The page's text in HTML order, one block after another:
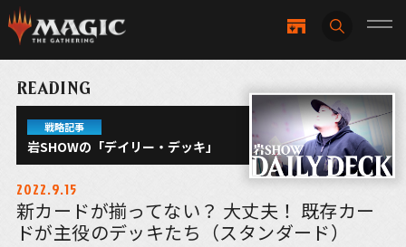
READING
戦略記事
岩SHOWの「デイリー・デッキ」
2022.9.15
新カードが揃ってない？ 大丈夫！ 既存カー
ドが主役のデッキたち（スタンダード）